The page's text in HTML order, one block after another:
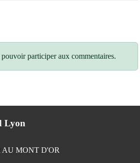
participer aux commentaires.
Lyon
MONT D'OR